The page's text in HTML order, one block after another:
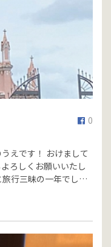
0
えです！ おけまして
ろしくお願いいたし
旅行三昧の一年でし…